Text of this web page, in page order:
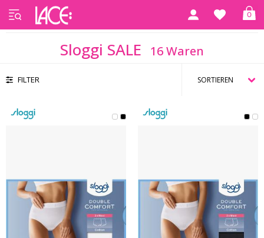
0
Startseite Sloggi SALE
Sloggi SALE 16 Waren
FILTER